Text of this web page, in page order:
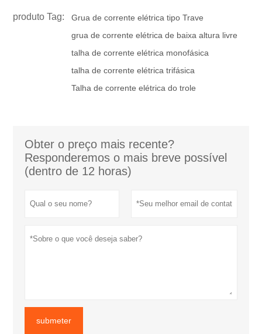
produto Tag:
Grua de corrente elétrica tipo Trave
grua de corrente elétrica de baixa altura livre
talha de corrente elétrica monofásica
talha de corrente elétrica trifásica
Talha de corrente elétrica do trole
Obter o preço mais recente?
Responderemos o mais breve possível
(dentro de 12 horas)
submeter